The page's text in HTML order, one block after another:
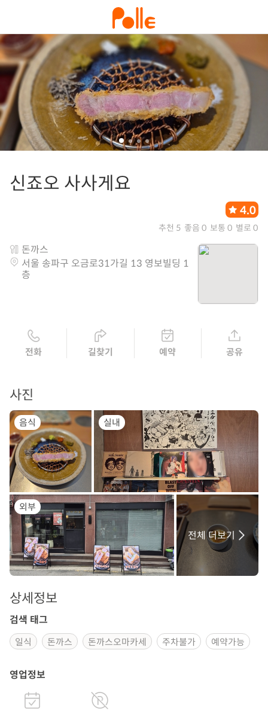
신죠오 사사게요
4.0
추천 5 좋음 0 보통 0 별로 0
돈까스
서울 송파구 오금로31가길 13 영보빌딩 1
층
전화 길찾기 예약 공유
사진
음식 실내
외부
전체 더보기
상세정보
검색 태그
일식 돈까스 돈까스오마카세 주차불가 예약가능
영업정보